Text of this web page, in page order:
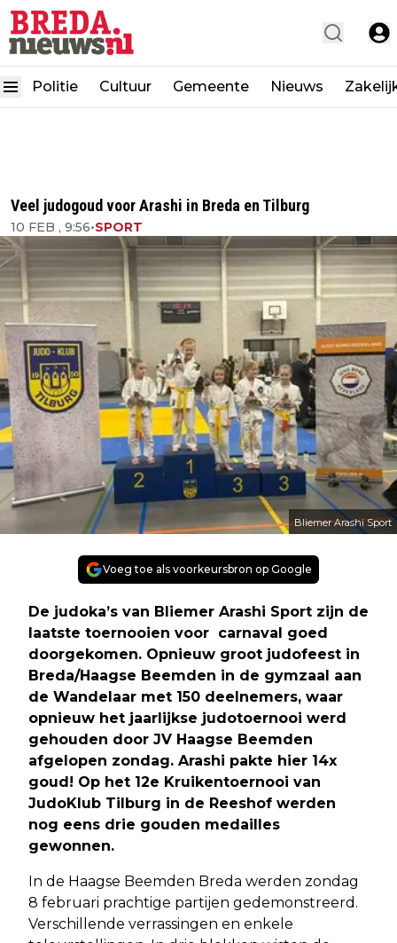
Politie Cultuur Gemeente Nieuws
Veel judogoud voor Arashi in Breda en Tilburg
10 FEB , 9:56•SPORT
Bliemer Arashi Sport
Voeg toe als voorkeursbron op Google
De judoka’s van Bliemer Arashi Sport zijn de
laatste toernooien voor carnaval goed
doorgekomen. Opnieuw groot judofeest in
Breda/Haagse Beemden in de gymzaal aan
de Wandelaar met 150 deelnemers, waar
opnieuw het jaarlijkse judotoernooi werd
gehouden door JV Haagse Beemden
afgelopen zondag. Arashi pakte hier 14x
goud! Op het 12e Kruikentoernooi van
JudoKlub Tilburg in de Reeshof werden
nog eens drie gouden medailles
gewonnen.
In de Haagse Beemden Breda werden zondag
8 februari prachtige partijen gedemonstreerd.
Verschillende verrassingen en enkele